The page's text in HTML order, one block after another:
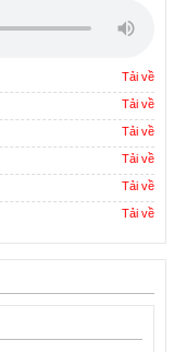
Tải về
Tải về
Tải về
Tải về
Tải về
Tải về